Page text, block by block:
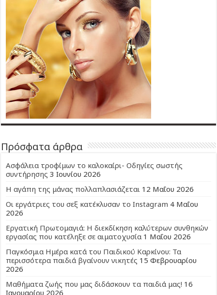
Πρόσφατα άρθρα
Ασφάλεια τροφίμων το καλοκαίρι- Οδηγίες σωστής
συντήρησης 3 Ιουνίου 2026
Η αγάπη της μάνας πολλαπλασιάζεται 12 Μαΐου 2026
Οι εργάτριες του σεξ κατέκλυσαν το Instagram 4 Μαΐου
2026
Εργατική Πρωτομαγιά: Η διεκδίκηση καλύτερων συνθηκών
εργασίας που κατέληξε σε αιματοχυσία 1 Μαΐου 2026
Παγκόσμια Ημέρα κατά του Παιδικού Καρκίνου: Τα
περισσότερα παιδιά βγαίνουν νικητές 15 Φεβρουαρίου
2026
Μαθήματα ζωής που μας διδάσκουν τα παιδιά μας! 16
Ιανουαρίου 2026